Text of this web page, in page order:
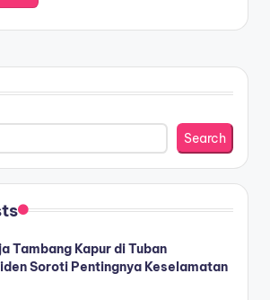
Search
Tambang Kapur di Tuban
Soroti Pentingnya Keselamatan